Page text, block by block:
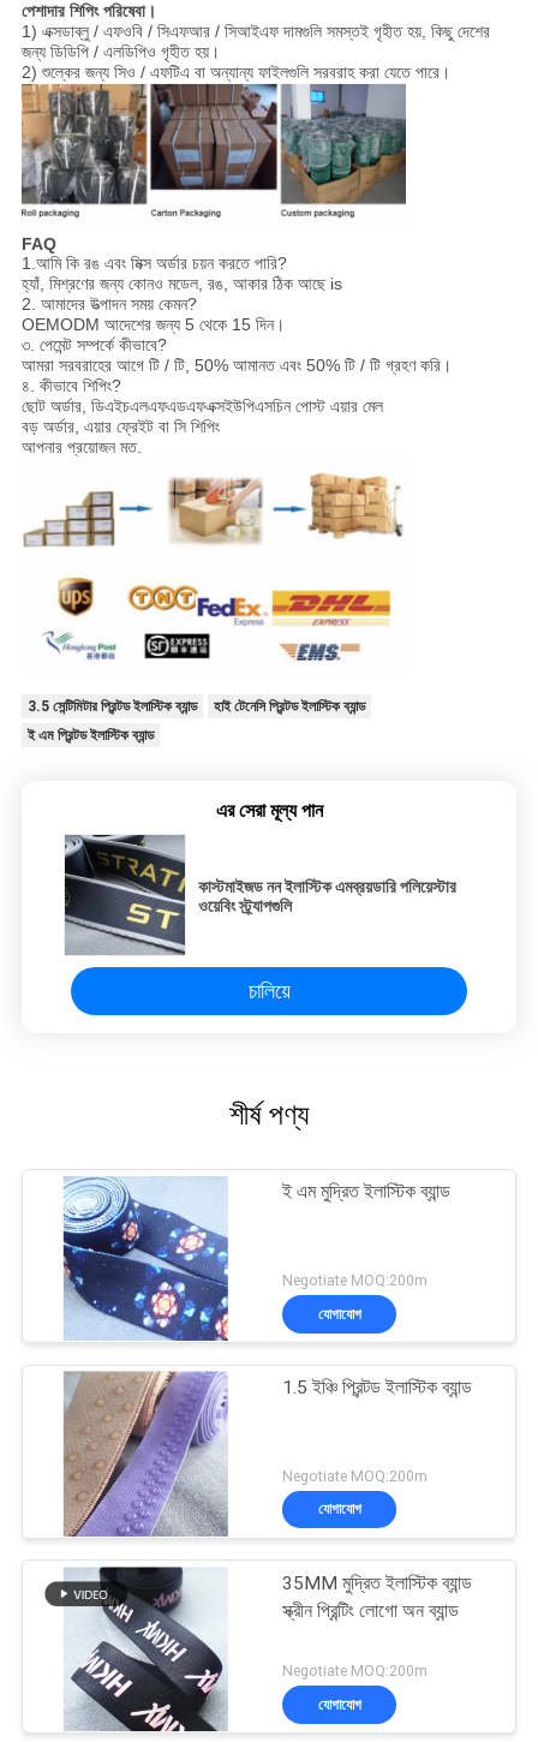
পেশাদার শিপিং পরিষেবা।
1) এক্সডাব্লু / এফওবি / সিএফআর / সিআইএফ দামগুলি সমস্তই গৃহীত হয়, কিছু দেশের
জন্য ডিডিপি / এলডিপিও গৃহীত হয়।
2) শুল্কের জন্য সিও / এফটিএ বা অন্যান্য ফাইলগুলি সরবরাহ করা যেতে পারে।
FAQ
1.আমি কি রঙ এবং মিক্স অর্ডার চয়ন করতে পারি?
হ্যাঁ, মিশ্রণের জন্য কোনও মডেল, রঙ, আকার ঠিক আছে is
2. আমাদের উত্পাদন সময় কেমন?
OEMODM আদেশের জন্য 5 থেকে 15 দিন।
৩. পেমেন্ট সম্পর্কে কীভাবে?
আমরা সরবরাহের আগে টি / টি, 50% আমানত এবং 50% টি / টি গ্রহণ করি।
৪. কীভাবে শিপিং?
ছোট অর্ডার, ডিএইচএলএফএডএফএক্সইউপিএসচিন পোস্ট এয়ার মেল
বড় অর্ডার, এয়ার ফ্রেইট বা সি শিপিং
আপনার প্রয়োজন মত.
3.5 সেন্টিমিটার প্রিন্টড ইলাস্টিক ব্যান্ড
হাই টেনেসি প্রিন্টড ইলাস্টিক ব্যান্ড
ই এম প্রিন্টড ইলাস্টিক ব্যান্ড
এর সেরা মূল্য পান
কাস্টমাইজড নন ইলাস্টিক এমব্রয়ডারি পলিয়েস্টার
ওয়েবিং স্ট্র্যাপগুলি
চালিয়ে
শীর্ষ পণ্য
ই এম মুদ্রিত ইলাস্টিক ব্যান্ড
Negotiate MOQ:200m
যোগাযোগ
1.5 ইঞ্চি প্রিন্টড ইলাস্টিক ব্যান্ড
Negotiate MOQ:200m
যোগাযোগ
35MM মুদ্রিত ইলাস্টিক ব্যান্ড
স্ক্রীন প্রিন্টিং লোগো অন ব্যান্ড
Negotiate MOQ:200m
যোগাযোগ